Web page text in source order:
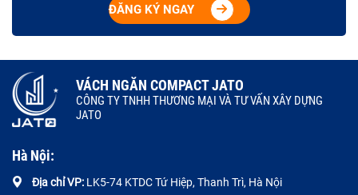
ĐĂNG KÝ NGAY
VÁCH NGĂN COMPACT JATO
CÔNG TY TNHH THƯƠNG MẠI VÀ TƯ VẤN XÂY DỰNG
JATO
Hà Nội:
Địa chỉ VP: LK5-74 KTDC Tứ Hiệp, Thanh Trì, Hà Nội